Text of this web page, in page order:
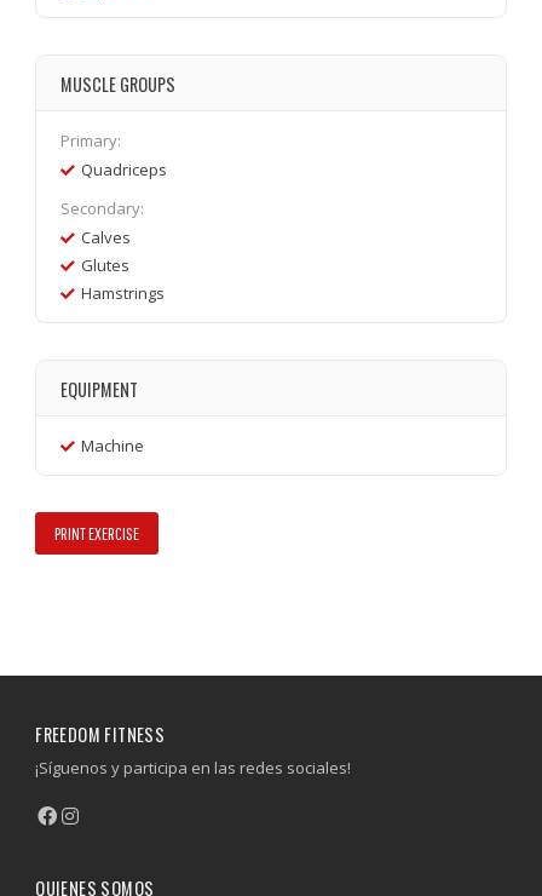
MUSCLE GROUPS
Primary:
Quadriceps
Secondary:
Calves
Glutes
Hamstrings
EQUIPMENT
Machine
PRINT EXERCISE
FREEDOM FITNESS
¡Síguenos y participa en las redes sociales!
QUIENES SOMOS